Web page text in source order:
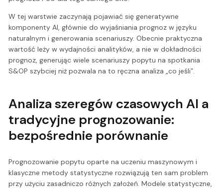
W tej warstwie zaczynają pojawiać się generatywne
komponenty AI, głównie do wyjaśniania prognoz w języku
naturalnym i generowania scenariuszy. Obecnie praktyczna
wartość leży w wydajności analityków, a nie w dokładności
prognoz, generując wiele scenariuszy popytu na spotkania
S&OP szybciej niż pozwala na to ręczna analiza „co jeśli”.
Analiza szeregów czasowych AI a
tradycyjne prognozowanie:
bezpośrednie porównanie
Prognozowanie popytu oparte na uczeniu maszynowym i
klasyczne metody statystyczne rozwiązują ten sam problem
przy użyciu zasadniczo różnych założeń. Modele statystyczne,